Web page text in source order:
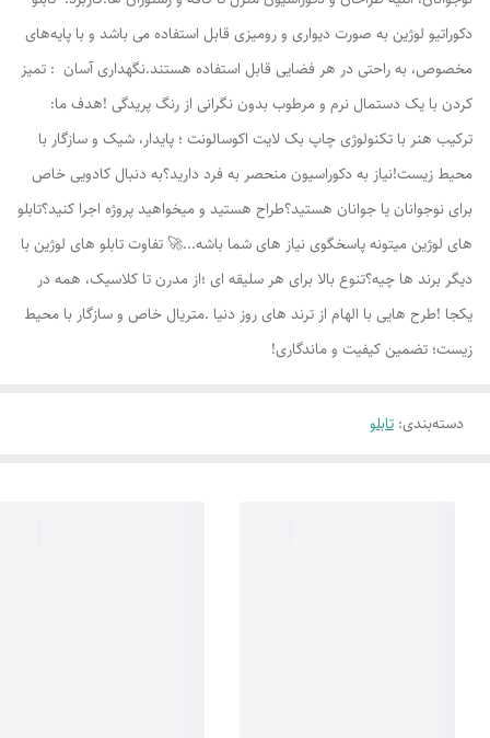
دکوراتیو لوژین به صورت دیواری و رومیزی قابل استفاده می باشد و با پایه‌های
مخصوص، به راحتی در هر فضایی قابل استفاده هستند.نگهداری آسان : تمیز
کردن با یک دستمال نرم و مرطوب بدون نگرانی از رنگ پریدگی !هدف ما:
ترکیب هنر با تکنولوژی چاپ بک لایت اکوسالونت ؛ پایدار، شیک و سازگار با
محیط زیست!نیاز به دکوراسیون منحصر به فرد دارید؟به دنبال کادویی خاص
برای نوجوانان یا جوانان هستید؟طراح هستید و میخواهید پروژه اجرا کنید؟تابلو
های لوژين میتونه پاسخگوی نیاز های شما باشه...🚀 تفاوت تابلو های لوژين با
دیگر برند ها چیه؟تنوع بالا برای هر سلیقه ای ؛از مدرن تا کلاسیک، همه در
یکجا !طرح هایی با الهام از ترند های روز دنیا .متریال خاص و سازگار با محیط
زیست؛ تضمین کیفیت و ماندگاری!
دسته‌بندی: تابلو